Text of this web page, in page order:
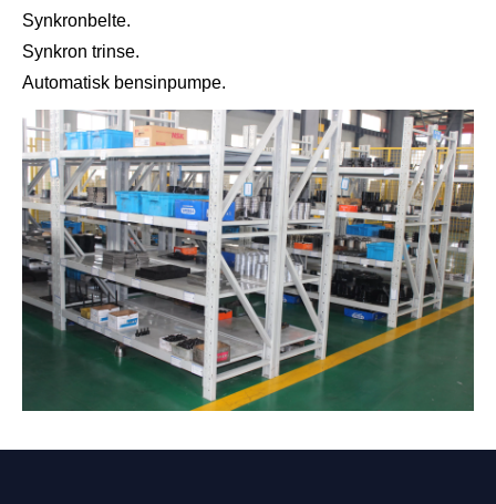
Synkronbelte.
Synkron trinse.
Automatisk bensinpumpe.